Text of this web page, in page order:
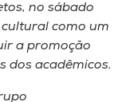
no sábado
como um
a promoção
dos acadêmicos.